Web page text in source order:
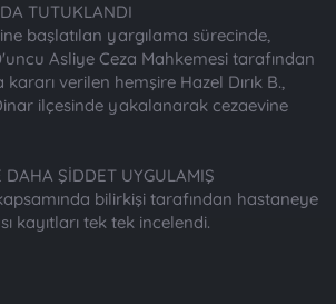
TUTUKLANDI
başlatılan yargılama sürecinde,
Asliye Ceza Mahkemesi tarafından
verilen hemşire Hazel Dırık B.,
ilçesinde yakalanarak cezaevine
DAHA ŞİDDET UYGULAMIŞ
bilirkişi tarafından hastaneye
kayıtları tek tek incelendi.